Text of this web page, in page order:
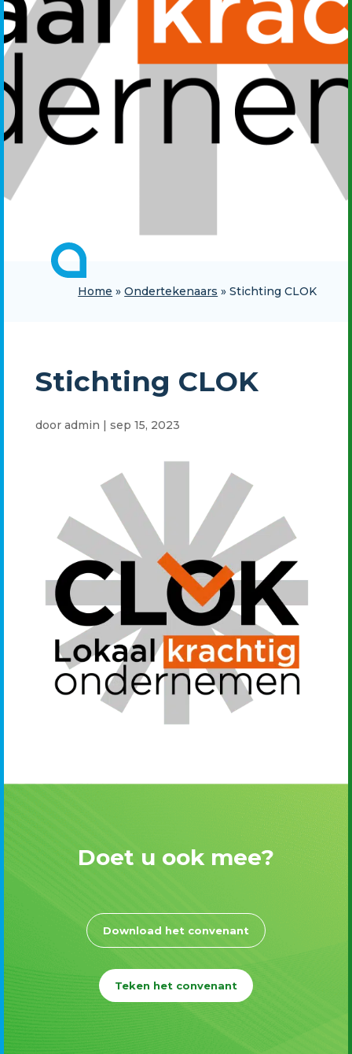
Home »Ondertekenaars »Stichting CLOK
Stichting CLOK
door admin | sep 15, 2023
Doet u ook mee?
Download het convenant
Teken het convenant